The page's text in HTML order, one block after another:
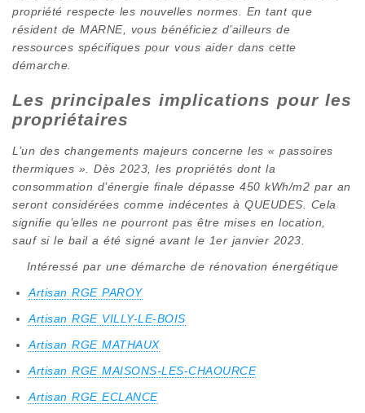
propriété respecte les nouvelles normes. En tant que
résident de MARNE, vous bénéficiez d’ailleurs de
ressources spécifiques pour vous aider dans cette
démarche.
Les principales implications pour les
propriétaires
L’un des changements majeurs concerne les « passoires
thermiques ». Dès 2023, les propriétés dont la
consommation d’énergie finale dépasse 450 kWh/m2 par an
seront considérées comme indécentes à QUEUDES. Cela
signifie qu’elles ne pourront pas être mises en location,
sauf si le bail a été signé avant le 1er janvier 2023.
Intéressé par une démarche de rénovation énergétique
Artisan RGE PAROY
Artisan RGE VILLY-LE-BOIS
Artisan RGE MATHAUX
Artisan RGE MAISONS-LES-CHAOURCE
Artisan RGE ECLANCE